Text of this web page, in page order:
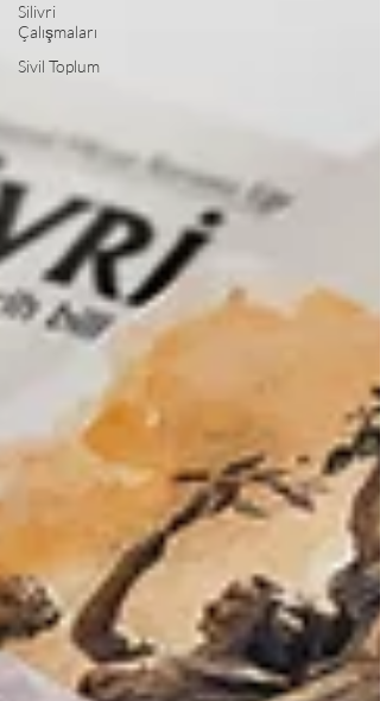
Silivri
Çalışmaları
Sivil Toplum